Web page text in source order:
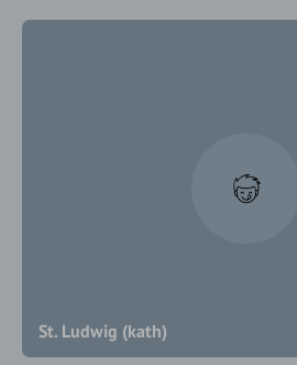
St. Ludwig (kath)